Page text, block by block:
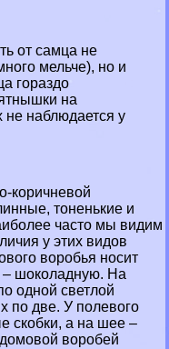
от самца не
мельче), но и
гораздо
на
не наблюдается у
коричневой
тоненькие и
часто мы видим
у этих видов
воробья носит
– шоколадную. На
одной светлой
по две. У полевого
скобки, а на шее –
воробей